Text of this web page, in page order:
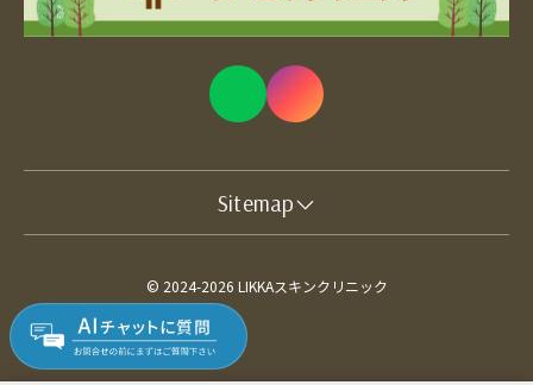
Sitemap
© 2024-2026 LIKKAスキンクリニック